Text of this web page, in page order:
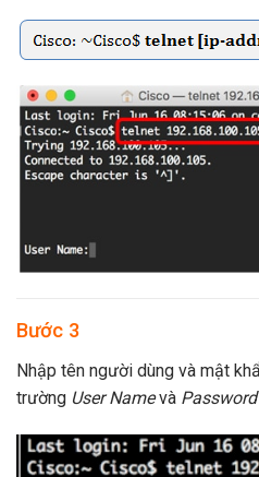
Bước 3
Nhập tên người dùng và mật
trường User Namevà Password